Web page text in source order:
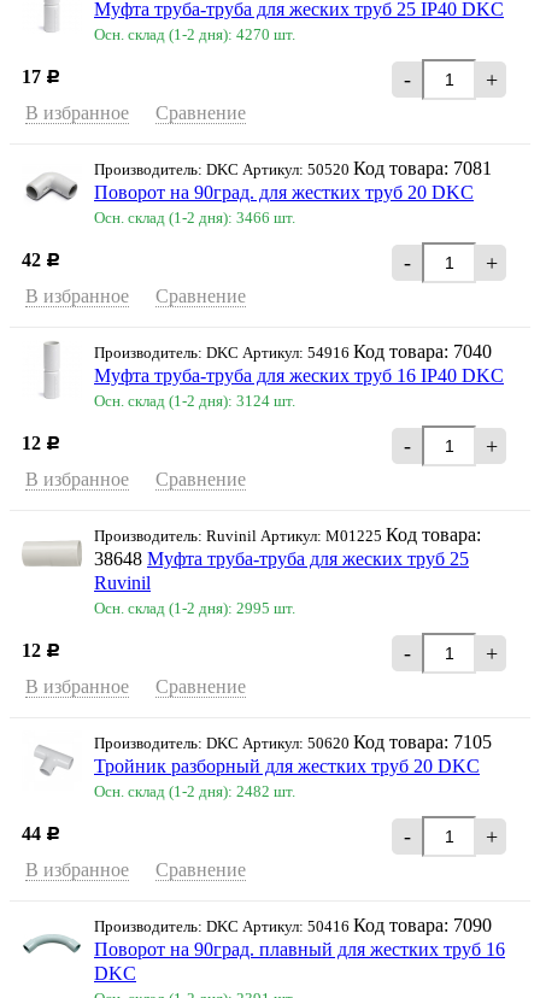
Муфта труба-труба для жеских труб 25 IP40 DKC
Осн. склад (1-2 дня): 4270 шт.
17 Р - +
В избранное Сравнение
Производитель: DKC Артикул: 50520 Код товара: 7081
Поворот на 90град. для жестких труб 20 DKC
Осн. склад (1-2 дня): 3466 шт.
42 Р - +
В избранное Сравнение
Производитель: DKC Артикул: 54916 Код товара: 7040
Муфта труба-труба для жеских труб 16 IP40 DKC
Осн. склад (1-2 дня): 3124 шт.
12 Р - +
В избранное Сравнение
Производитель: Ruvinil Артикул: М01225 Код товара:
38648 Муфта труба-труба для жеских труб 25
Ruvinil
Осн. склад (1-2 дня): 2995 шт.
12 Р - +
В избранное Сравнение
Производитель: DKC Артикул: 50620 Код товара: 7105
Тройник разборный для жестких труб 20 DKC
Осн. склад (1-2 дня): 2482 шт.
44 Р - +
В избранное Сравнение
Производитель: DKC Артикул: 50416 Код товара: 7090
Поворот на 90град. плавный для жестких труб 16
DKC